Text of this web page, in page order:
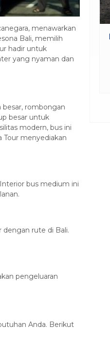
menawarkan
Bali, memilih
hadir untuk
yang nyaman dan
besar, rombongan
besar untuk
modern, bus ini
Tour menyediakan
bus medium ini
dengan rute di Bali.
pengeluaran
Anda. Berikut
Nyepi Bali 3 Hari 2
M...
3 Hari 2 Malam